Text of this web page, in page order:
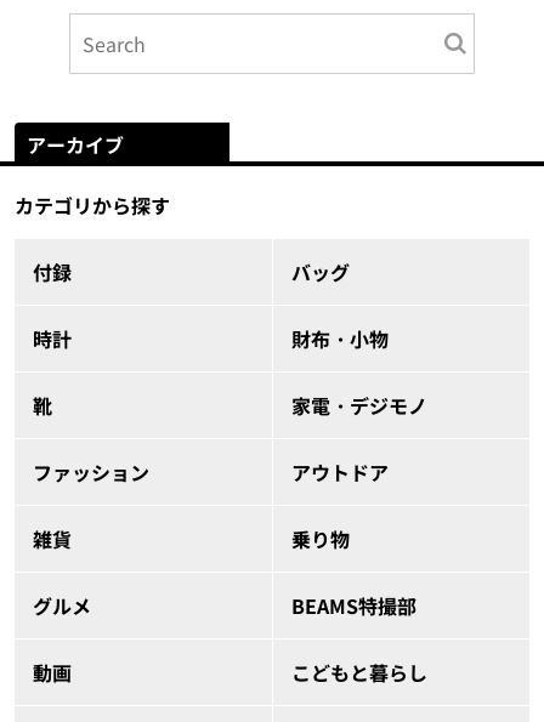
アーカイブ
カテゴリから探す
付録 バッグ
時計 財布・小物
靴 家電・デジモノ
ファッション アウトドア
雑貨 乗り物
グルメ BEAMS特撮部
動画 こどもと暮らし